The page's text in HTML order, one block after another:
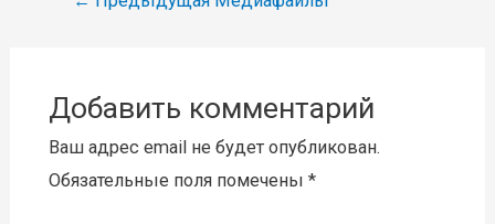
Добавить комментарий
Ваш адрес email не будет опубликован.
Обязательные поля помечены *